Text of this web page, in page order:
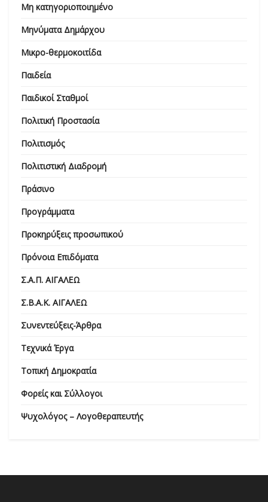
Μη κατηγοριοποιημένο
Μηνύματα Δημάρχου
Μικρο-θερμοκοιτίδα
Παιδεία
Παιδικοί Σταθμοί
Πολιτική Προστασία
Πολιτισμός
Πολιτιστική Διαδρομή
Πράσινο
Προγράμματα
Προκηρύξεις προσωπικού
Πρόνοια Επιδόματα
Σ.Α.Π. ΑΙΓΑΛΕΩ
Σ.Β.Α.Κ. ΑΙΓΑΛΕΩ
Συνεντεύξεις-Άρθρα
Τεχνικά Έργα
Τοπική Δημοκρατία
Φορείς και Σύλλογοι
Ψυχολόγος – Λογοθεραπευτής